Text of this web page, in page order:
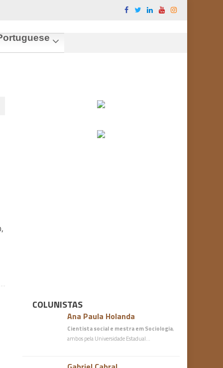
COLUNISTAS
Ana Paula Holanda
Cientista social e mestra em Sociologia,
ambos pela Universidade Estadual…